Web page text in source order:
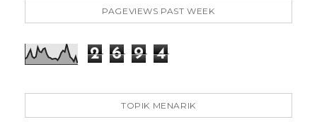
PAGEVIEWS PAST WEEK
2 6 9 4
TOPIK MENARIK